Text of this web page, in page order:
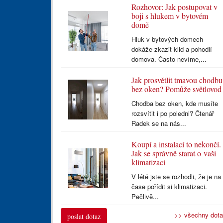
Rozhovor: Jak postupovat v
boji s hlukem v bytovém
domě
Hluk v bytových domech
dokáže zkazit klid a pohodlí
domova. Často nevíme,...
Jak prosvětlit tmavou chodbu
bez oken? Pomůže světlovod
Chodba bez oken, kde musíte
rozsvítit i po poledni? Čtenář
Radek se na nás...
Koupí a instalací to nekončí.
Jak se správně starat o vaši
klimatizaci
V létě jste se rozhodli, že je na
čase pořídit si klimatizaci.
Pečlivě...
poslat dotaz >> všechny